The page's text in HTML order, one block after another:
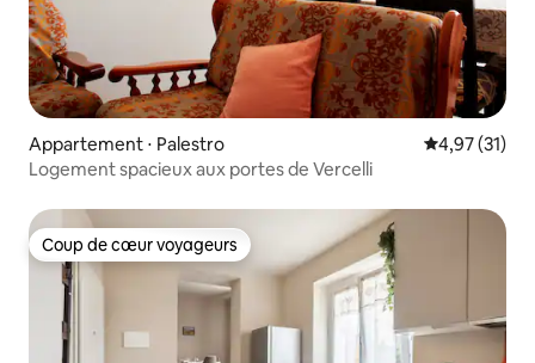
Appartement ⋅ Palestro Évaluation
4,97 (31)
Logement spacieux aux portes de Vercelli
Coup de cœur voyageurs
Coup de cœur voyageurs